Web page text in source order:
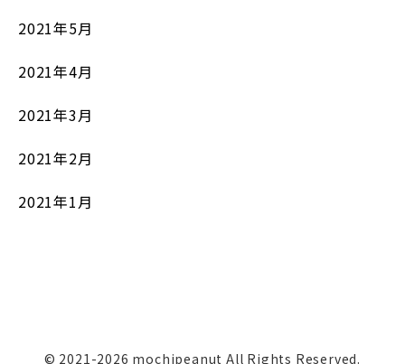
2021年5月
2021年4月
2021年3月
2021年2月
2021年1月
© 2021-2026 mochipeanut All Rights Reserved.